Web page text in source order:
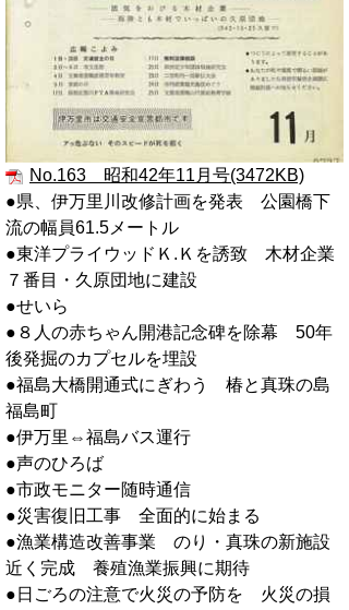
No.163 昭和42年11月号(3472KB)
●県、伊万里川改修計画を発表 公園橋下
流の幅員61.5メートル
●東洋プライウッドＫ.Ｋを誘致 木材企業
７番目・久原団地に建設
●せいら
●８人の赤ちゃん開港記念碑を除幕 50年
後発掘のカプセルを埋設
●福島大橋開通式にぎわう 椿と真珠の島
福島町
●伊万里⇔福島バス運行
●声のひろば
●市政モニター随時通信
●災害復旧工事 全面的に始まる
●漁業構造改善事業 のり・真珠の新施設
近く完成 養殖漁業振興に期待
●日ごろの注意で火災の予防を 火災の損